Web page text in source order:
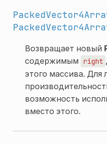
Возвращает новый
содержимым
right
этого массива. Для
возможность
вместо этого.